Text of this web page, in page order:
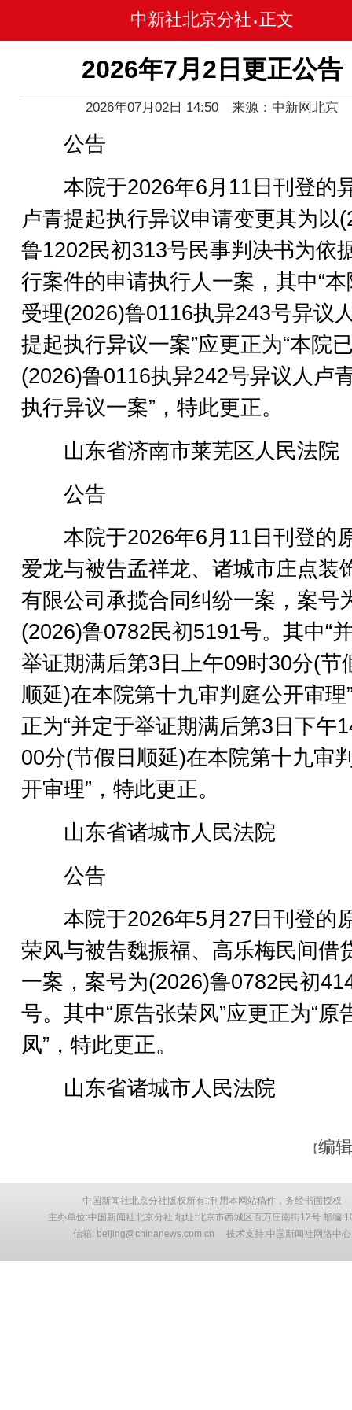
中新社北京分社 • 正文
2026年7月2日更正公告
2026年07月02日 14:50 来源：中新网北京
公告
本院于2026年6月11日刊登的
卢青提起执行异议申请变更其为以
鲁1202民初313号民事判决书为依
行案件的申请执行人一案，其中“
受理(2026)鲁0116执异243号异议
提起执行异议一案”应更正为“本院
(2026)鲁0116执异242号异议人卢
执行异议一案”，特此更正。
山东省济南市莱芜区人民法院
公告
本院于2026年6月11日刊登的
爱龙与被告孟祥龙、诸城市庄点装
有限公司承揽合同纠纷一案，案号
(2026)鲁0782民初5191号。其中“
举证期满后第3日上午09时30分(节
顺延)在本院第十九审判庭公开审理
正为“并定于举证期满后第3日下午
00分(节假日顺延)在本院第十九审
开审理”，特此更正。
山东省诸城市人民法院
公告
本院于2026年5月27日刊登的
荣风与被告魏振福、高乐梅民间借
一案，案号为(2026)鲁0782民初
号。其中“原告张荣风”应更正为“原
凤”，特此更正。
山东省诸城市人民法院
【编
中国新闻社北京分社版权所有::刊用本网站稿件，务经书面授权
主办单位:中国新闻社北京分社 地址:北京市西城区百万庄南街12号 邮编
信箱: beijing@chinanews.com.cn 技术支持:中国新闻社网络中心